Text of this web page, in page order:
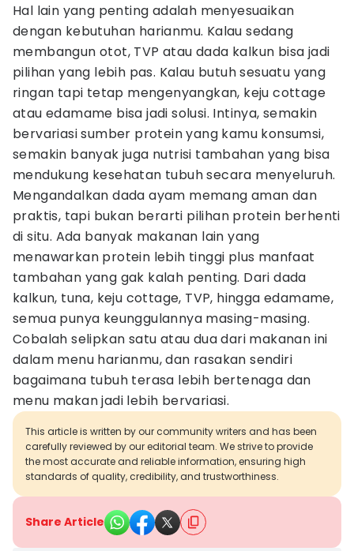
Hal lain yang penting adalah menyesuaikan
dengan kebutuhan harianmu. Kalau sedang
membangun otot, TVP atau dada kalkun bisa jadi
pilihan yang lebih pas. Kalau butuh sesuatu yang
ringan tapi tetap mengenyangkan, keju cottage
atau edamame bisa jadi solusi. Intinya, semakin
bervariasi sumber protein yang kamu konsumsi,
semakin banyak juga nutrisi tambahan yang bisa
mendukung kesehatan tubuh secara menyeluruh.
Mengandalkan dada ayam memang aman dan
praktis, tapi bukan berarti pilihan protein berhenti
di situ. Ada banyak makanan lain yang
menawarkan protein lebih tinggi plus manfaat
tambahan yang gak kalah penting. Dari dada
kalkun, tuna, keju cottage, TVP, hingga edamame,
semua punya keunggulannya masing-masing.
Cobalah selipkan satu atau dua dari makanan ini
dalam menu harianmu, dan rasakan sendiri
bagaimana tubuh terasa lebih bertenaga dan
menu makan jadi lebih bervariasi.
This article is written by our community writers and has been
carefully reviewed by our editorial team. We strive to provide
the most accurate and reliable information, ensuring high
standards of quality, credibility, and trustworthiness.
Share Article